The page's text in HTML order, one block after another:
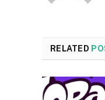
RELATED